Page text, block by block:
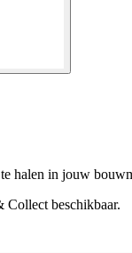
halen in jouw
beschikbaar.